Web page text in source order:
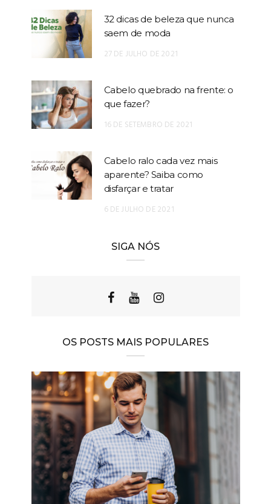
32 dicas de beleza que nunca
saem de moda
27 DE JULHO DE 2021
Cabelo quebrado na frente: o
que fazer?
16 DE SETEMBRO DE 2021
Cabelo ralo cada vez mais
aparente? Saiba como
disfarçar e tratar
6 DE JULHO DE 2021
SIGA NÓS
OS POSTS MAIS POPULARES